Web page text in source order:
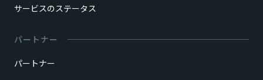
サービスのステータス
パートナー
パートナー